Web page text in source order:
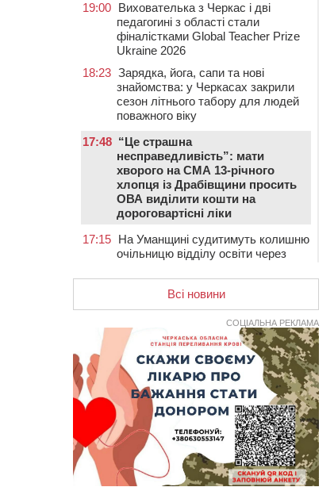
19:00 Вихователька з Черкас і дві
педагогині з області стали
фіналістками Global Teacher Prize
Ukraine 2026
18:23 Зарядка, йога, сапи та нові
знайомства: у Черкасах закрили
сезон літнього табору для людей
поважного віку
17:48 “Це страшна
несправедливість”: мати
хворого на СМА 13-річного
хлопця із Драбівщини просить
ОВА виділити кошти на
дороговартісні ліки
17:15 На Уманщині судитимуть колишню
очільницю відділу освіти через
ціною
16:40 У Черкасах провели в останню
путь двох загиблих воїнів
16:07
До 1 вересня у Черкасах
оновлюють дорожню розмітку біля
навчальних закладів (ФОТОФАКТ)
15:39
На честь загиблого захисника і
чемпіона світу в Черкасах відкрили
спортивно-реабілітаційний центр
15:05
На Звенигородщині, попри
заборону міськради, проведуть
“Ше.Fest”
Всі новини
СОЦІАЛЬНА РЕКЛАМА